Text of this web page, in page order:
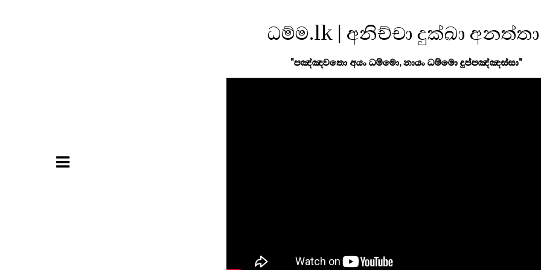
ධම්ම.lk | අනිච්චා දුක්ඛා
"පඤ්ඤවතො අයං ධම්මො, නායං ධම්මො දුප්පඤ්ඤස්සා"